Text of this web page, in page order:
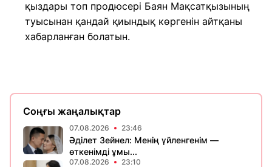
қыздары топ продюсері Баян Мақсатқызының
туысынан қандай қиындық көргенін айтқаны
хабарланған болатын.
Соңғы жаңалықтар
07.08.2026 23:46
Әділет Зейнел: Менің үйленгенім —
өткенімді ұмы...
07.08.2026 23:10